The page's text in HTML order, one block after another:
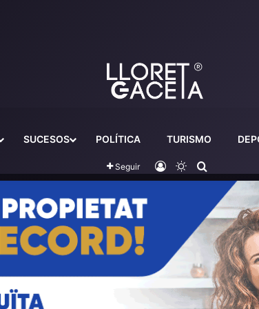
SUCESOS POLÍTICA TURISMO
Seguir Iniciar sesión
Switch skin